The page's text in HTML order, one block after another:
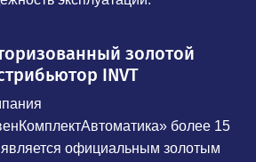
золотой
INVT
более 15
является официальным золотым